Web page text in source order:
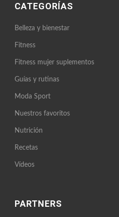
CATEGORÍAS
Belleza y bienestar
Fitness
Fitness mujer suplementos
Guías y rutinas
Moda Sport
Nuestros favoritos
Nutrición
Recetas
Vídeos
PARTNERS